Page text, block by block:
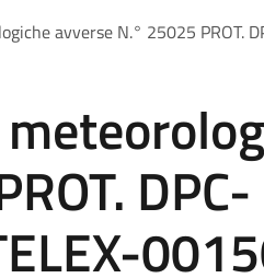
avverse N.° 25025 PROT.
DPC-